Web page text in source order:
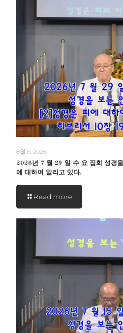
8월 6, 2026
2026년 7 월 29 일 수 요 집회 성경
에 대하여 알리고 있다.
Read more